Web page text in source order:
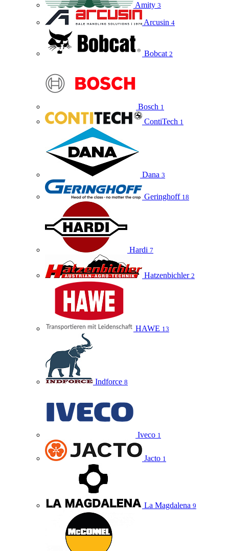
Amity 3
Arcusin 4
Bobcat 2
Bosch 1
ContiTech 1
Dana 3
Geringhoff 18
Hardi 7
Hatzenbichler 2
HAWE 13
Indforce 8
Iveco 1
Jacto 1
La Magdalena 9